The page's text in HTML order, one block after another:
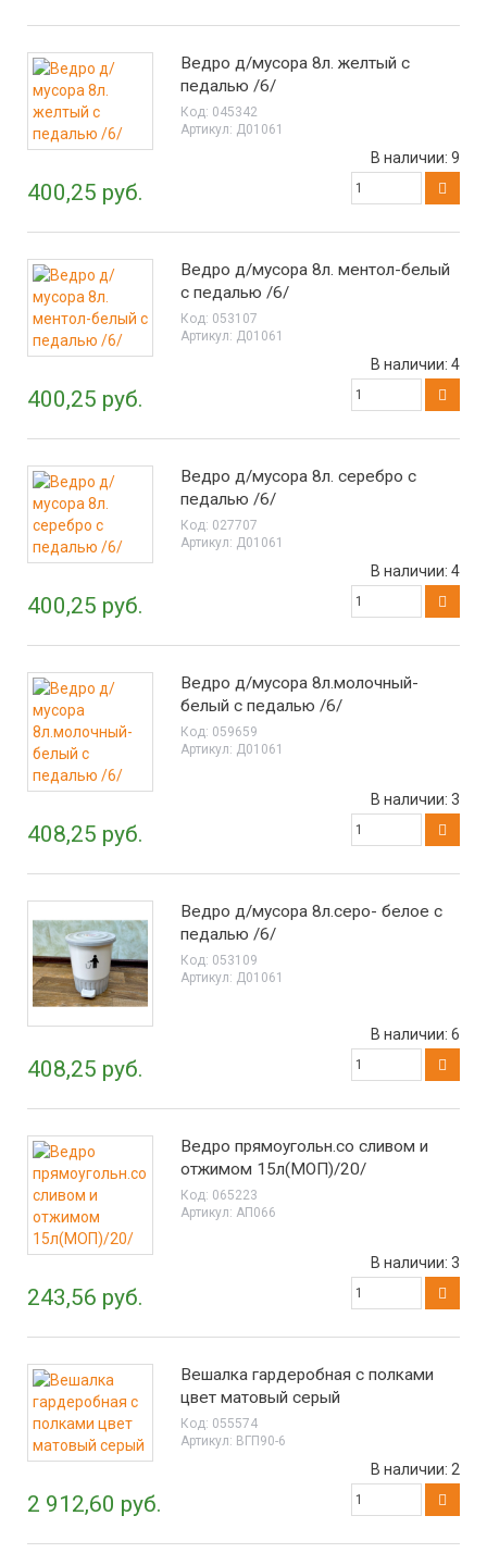
Ведро д/мусора 8л. желтый с
педалью /6/
Код: 045342
Артикул: Д01061
400,25 руб.
В наличии: 9
Ведро д/мусора 8л. ментол-белый
с педалью /6/
Код: 053107
Артикул: Д01061
400,25 руб.
В наличии: 4
Ведро д/мусора 8л. серебро с
педалью /6/
Код: 027707
Артикул: Д01061
400,25 руб.
В наличии: 4
Ведро д/мусора 8л.молочный-
белый с педалью /6/
Код: 059659
Артикул: Д01061
408,25 руб.
В наличии: 3
Ведро д/мусора 8л.серо- белое с
педалью /6/
Код: 053109
Артикул: Д01061
408,25 руб.
В наличии: 6
Ведро прямоугольн.со сливом и
отжимом 15л(МОП)/20/
Код: 065223
Артикул: АП066
243,56 руб.
В наличии: 3
Вешалка гардеробная с полками
цвет матовый серый
Код: 055574
Артикул: ВГП90-6
2 912,60 руб.
В наличии: 2